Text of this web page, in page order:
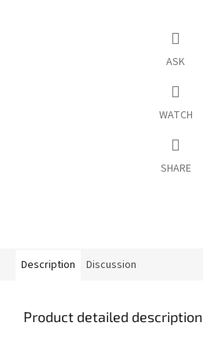
ASK
WATCH
SHARE
Description Discussion
Product detailed description